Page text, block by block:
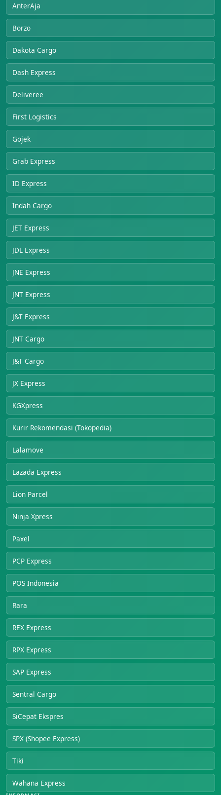
AnterAja
Borzo
Dakota Cargo
Dash Express
Deliveree
First Logistics
Gojek
Grab Express
ID Express
Indah Cargo
JET Express
JDL Express
JNE Express
JNT Express
J&T Express
JNT Cargo
J&T Cargo
JX Express
KGXpress
Kurir Rekomendasi (Tokopedia)
Lalamove
Lazada Express
Lion Parcel
Ninja Xpress
Paxel
PCP Express
POS Indonesia
Rara
REX Express
RPX Express
SAP Express
Sentral Cargo
SiCepat Ekspres
SPX (Shopee Express)
Tiki
Wahana Express